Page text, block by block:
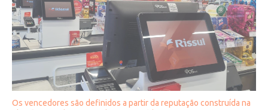
Os vencedores são definidos a partir da reputação construída na